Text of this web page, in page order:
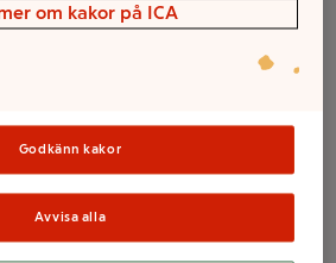
Välj butik
om kakor på ICA
Godkänn kakor
Avvisa alla